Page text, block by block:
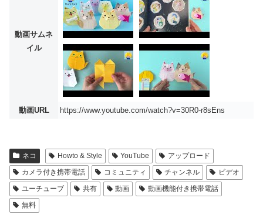
動画サムネ
イル
動画URL https://www.youtube.com/watch?v=30R0-r8sEns
ネコ Howto & Style YouTube
アップロード
カメラ付き携帯電話
コミュニティ チャンネル
ビデオ
ユーチューブ
共有 動画
動画機能付き携帯電話
無料